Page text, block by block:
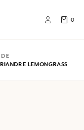
0
DE
LEMONGRASS